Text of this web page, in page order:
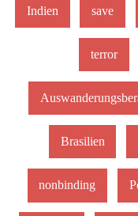
Indien save
terror
Brasilien
nonbinding